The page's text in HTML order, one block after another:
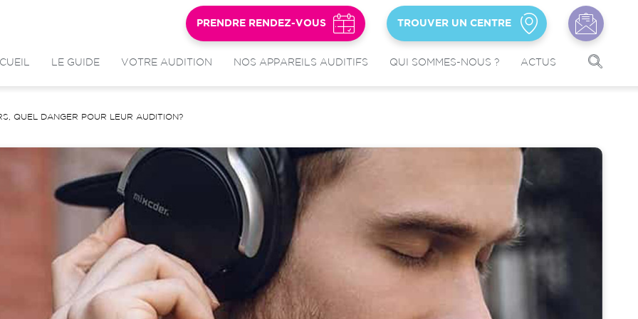
LE GUIDE VOTRE AUDITION NOS APPAREILS AUDITIFS QUI SOMMES-NOUS ? ACTUS
PRENDRE RENDEZ-VOUS TROUVER UN CENTRE
QUEL DANGER POUR LEUR AUDITION?